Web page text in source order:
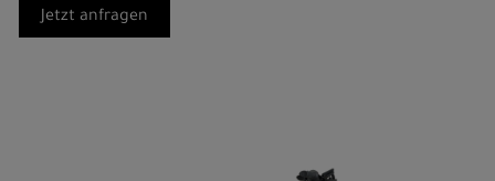
Jetzt anfragen